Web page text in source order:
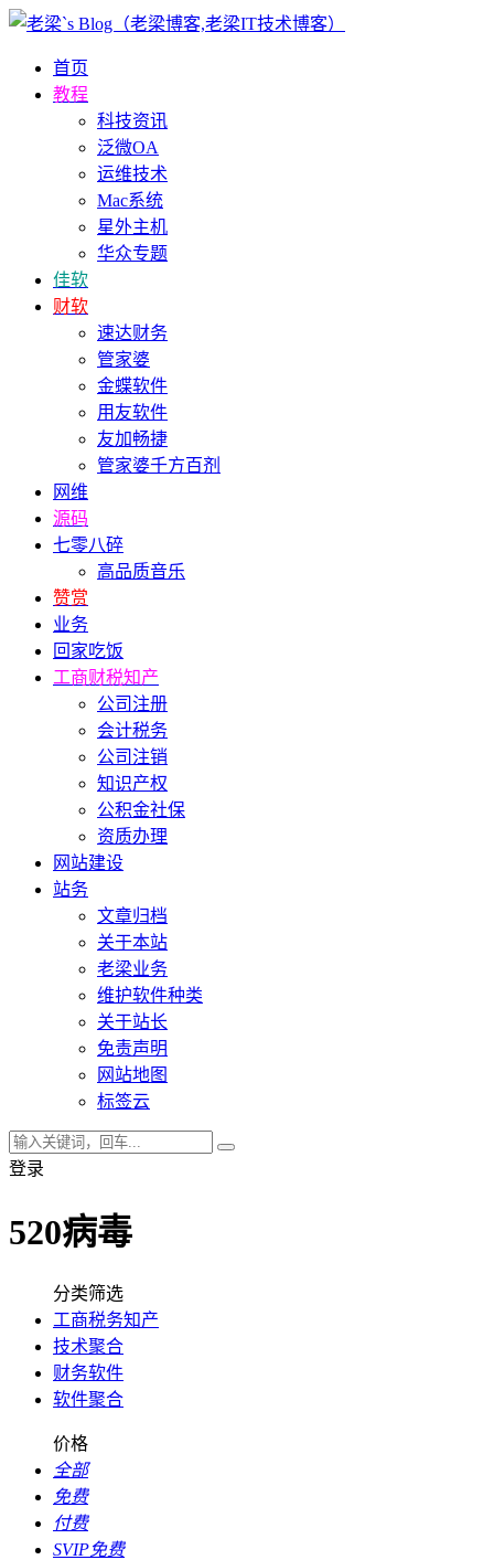
首页
教程
科技资讯
泛微OA
运维技术
Mac系统
星外主机
华众专题
佳软
财软
速达财务
管家婆
金蝶软件
用友软件
友加畅捷
管家婆千方百剂
网维
源码
七零八碎
高品质音乐
赞赏
业务
回家吃饭
工商财税知产
公司注册
会计税务
公司注销
知识产权
公积金社保
资质办理
网站建设
站务
文章归档
关于本站
老梁业务
维护软件种类
关于站长
免责声明
网站地图
标签云
登录
520病毒
分类筛选
工商税务知产
技术聚合
财务软件
软件聚合
价格
全部
免费
付费
SVIP免费